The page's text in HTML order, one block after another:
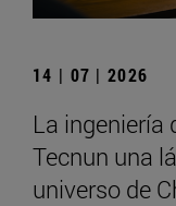
14 | 07 | 2026
La ingeniería
Tecnun una
universo de